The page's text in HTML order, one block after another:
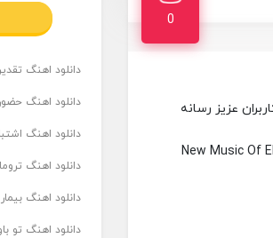
0
عزیز رسانه
New Music Of
دانلود اهنگ
دانلود اهنگ
دانلود اهنگ
دانلود اهنگ
دانلود اهنگ
دانلود اهنگ تو